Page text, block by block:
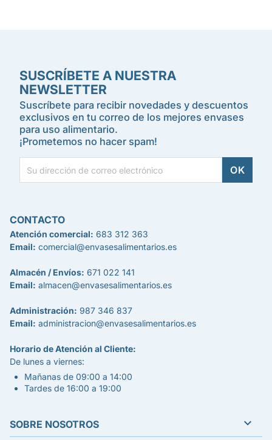
SUSCRÍBETE A NUESTRA
NEWSLETTER
Suscríbete para recibir novedades y descuentos
exclusivos en tu correo de los mejores envases
para uso alimentario.
¡Prometemos no hacer spam!
CONTACTO
Atención comercial: 683 312 363
Email: comercial@envasesalimentarios.es
Almacén / Envíos: 671 022 141
Email: almacen@envasesalimentarios.es
Administración: 987 346 837
Email: administracion@envasesalimentarios.es
Horario de Atención al Cliente:
De lunes a viernes:
Mañanas de 09:00 a 14:00
Tardes de 16:00 a 19:00
SOBRE NOSOTROS 